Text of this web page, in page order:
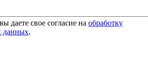
даете свое согласие на обработку
данных.